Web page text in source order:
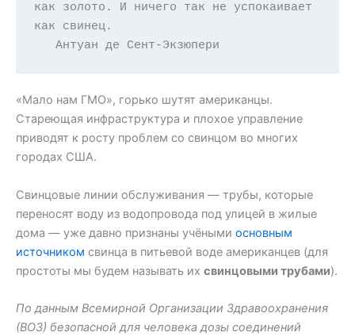
как золото. И ничего так не успокаивает
как свинец.
Антуан де Сент-Экзюпери
«Мало нам ГМО», горько шутят американцы.
Стареющая инфраструктура и плохое управление
приводят к росту проблем со свинцом во многих
городах США.
Свинцовые линии обслуживания — трубы, которые
переносят воду из водопровода под улицей в жилые
дома — уже давно признаны учёными основным
источником свинца в питьевой воде американцев (для
простоты мы будем называть их свинцовыми трубами).
По данным Всемирной Организации Здравоохранения
(ВОЗ) безопасной для человека дозы соединений